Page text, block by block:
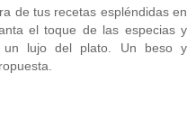
de tus recetas espléndidas en
el toque de las especias y
un lujo del plato. Un beso y